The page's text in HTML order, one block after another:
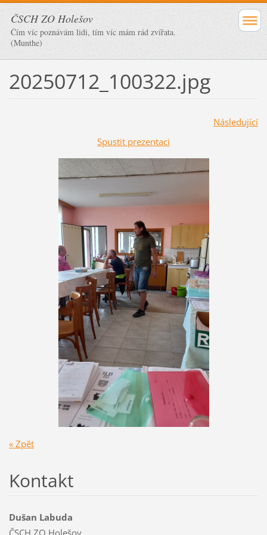
ČSCH ZO Holešov
Čím víc poznávám lidi, tím víc mám rád zvířata.
(Munthe)
20250712_100322.jpg
Následující
Spustit prezentaci
« Zpět
Kontakt
Dušan Labuda
ČSCH ZO Holešov